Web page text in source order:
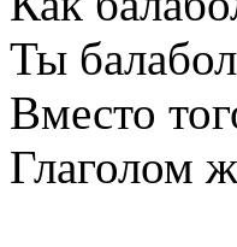
Ты
Вместо
Глаголом